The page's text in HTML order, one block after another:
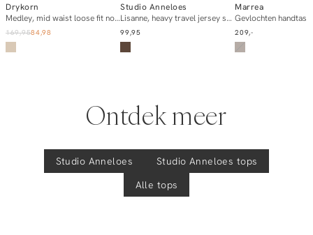
In winkelmand
Drykorn
Medley, mid waist loose fit non-stretch jeans
169,9584,98
In winkelmand
Studio Anneloes
Lisanne, heavy travel jersey short
99,95
E-mail
Marrea
Gevlochten handtas
209,-
Ontdek meer
Studio Anneloes Studio Anneloes tops
Alle tops